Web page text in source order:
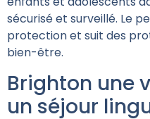
sécurisé et surveillé. Le
protection et suit des
bien-être.
Brighton une
un séjour